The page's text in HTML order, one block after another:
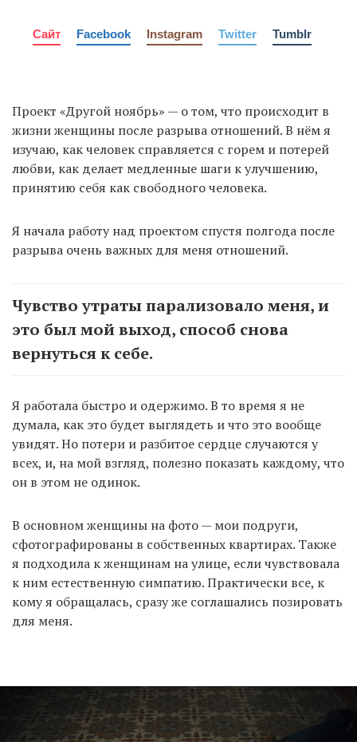
Сайт Facebook Instagram Twitter Tumblr
Проект «Другой ноябрь» — о том, что происходит в
жизни женщины после разрыва отношений. В нём я
изучаю, как человек справляется с горем и потерей
любви, как делает медленные шаги к улучшению,
принятию себя как свободного человека.
Я начала работу над проектом спустя полгода после
разрыва очень важных для меня отношений.
Чувство утраты парализовало меня, и
это был мой выход, способ снова
вернуться к себе.
Я работала быстро и одержимо. В то время я не
думала, как это будет выглядеть и что это вообще
увидят. Но потери и разбитое сердце случаются у
всех, и, на мой взгляд, полезно показать каждому, что
он в этом не одинок.
В основном женщины на фото — мои подруги,
сфотографированы в собственных квартирах. Также
я подходила к женщинам на улице, если чувствовала
к ним естественную симпатию. Практически все, к
кому я обращалась, сразу же соглашались позировать
для меня.